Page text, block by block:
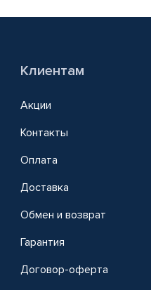
Клиентам
Акции
Контакты
Оплата
Доставка
Обмен и возврат
Гарантия
Договор-оферта